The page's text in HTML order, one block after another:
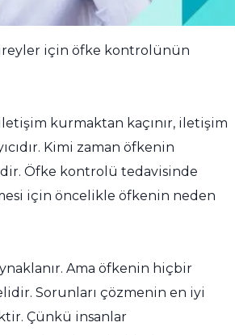
için öfke kontrolünün
kurmaktan kaçınır, iletişim
Kimi zaman öfkenin
Öfke kontrolü tedavisinde
için öncelikle öfkenin neden
Ama öfkenin hiçbir
Sorunları çözmenin en iyi
Çünkü insanlar